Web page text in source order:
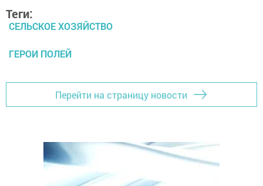
Теги:
СЕЛЬСКОЕ ХОЗЯЙСТВО
ГЕРОИ ПОЛЕЙ
Перейти на страницу новости